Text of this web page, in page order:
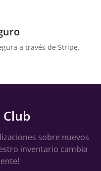
a través de Stripe.
sobre nuevos
inventario cambia